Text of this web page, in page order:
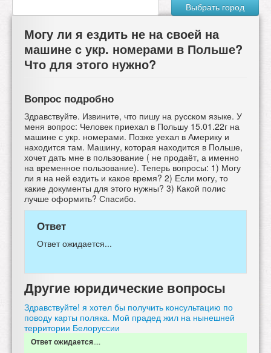
Выбрать город
Могу ли я ездить не на своей на
машине с укр. номерами в Польше?
Что для этого нужно?
Вопрос подробно
Здравствуйте. Извините, что пишу на русском языке. У
меня вопрос: Человек приехал в Польшу 15.01.22г на
машине с укр. номерами. Позже уехал в Америку и
находится там. Машину, которая находится в Польше,
хочет дать мне в пользование ( не продаёт, а именно
на временное пользование). Теперь вопросы: 1) Могу
ли я на ней ездить и какое время? 2) Если могу, то
какие документы для этого нужны? 3) Какой полис
лучше оформить? Спасибо.
Ответ
Ответ ожидается...
Другие юридические вопросы
Здравствуйте! я хотел бы получить консультацию по
поводу карты поляка. Мой прадед жил на нынешней
территории Белоруссии
Ответ ожидается....